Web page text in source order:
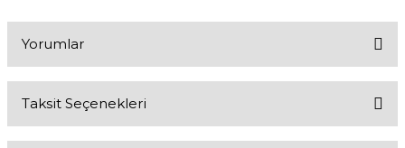
Yorumlar
Taksit Seçenekleri